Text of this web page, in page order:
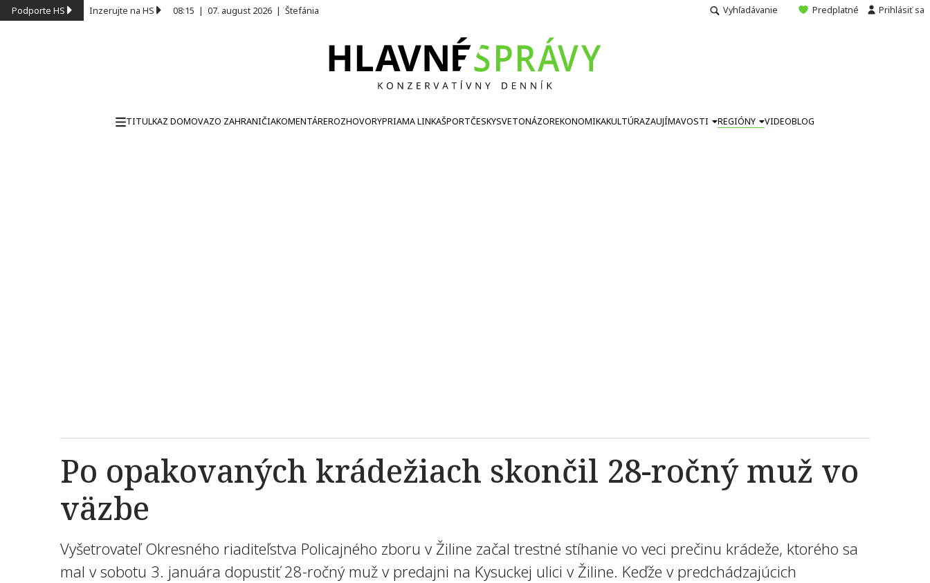
Podporte HS Inzerujte na HS 08:15 | 07. august 2026 | Štefánia Vyhľadávanie Predplatné Prihlásiť sa
TITULKAZ DOMOVAZO ZAHRANIČIAKOMENTÁREROZHOVORYPRIAMA LINKAŠPORTČESKYSVETONÁZOREKONOMIKAKULTÚRAZAUJÍMAVOSTI REGIÓNY VIDEOBLOG
Po opakovaných krádežiach skončil 28-ročný muž vo
väzbe
Vyšetrovateľ Okresného riaditeľstva Policajného zboru v Žiline začal trestné stíhanie vo veci prečinu krádeže, ktorého sa
mal v sobotu 3. januára dopustiť 28-ročný muž v predajni na Kysuckej ulici v Žiline. Keďže v predchádzajúcich